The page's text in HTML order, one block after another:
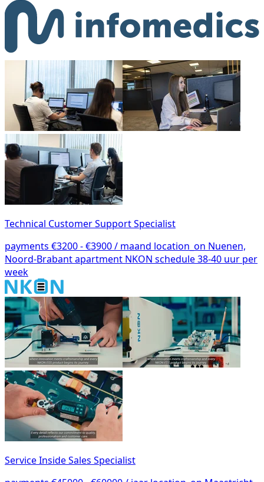
Technical Customer Support Specialist
payments €3200 - €3900 / maand location_on Nuenen,
Noord-Brabantapartment NKON schedule38-40 uur per
week
Service Inside Sales Specialist